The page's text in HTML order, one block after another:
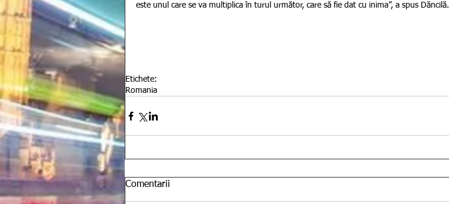
este unul care se va multiplica în turul următor, care să fie dat cu inima”, a spus Dăncilă.
Etichete:
Romania
Comentarii